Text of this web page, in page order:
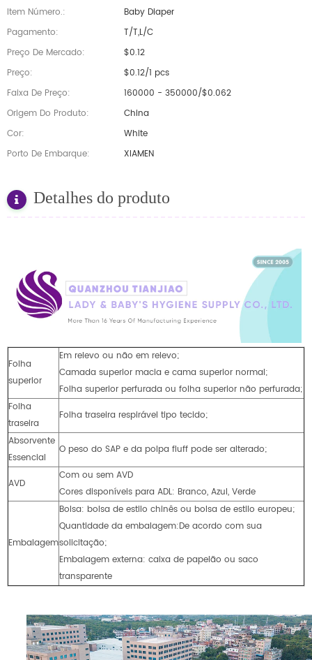
Item Número.:
Baby Diaper
Pagamento:
T/T,L/C
Preço De Mercado:
$0.12
Preço:
$0.12/1 pcs
Faixa De Preço:
160000 - 350000/$0.062
Origem Do Produto:
China
Cor:
White
Porto De Embarque:
XIAMEN
Detalhes do produto
Folha
superior
Em relevo ou não em relevo;
Camada superior macia e cama superior normal;
Folha superior perfurada ou folha superior não perfurada;
Folha
traseira
Folha traseira respirável tipo tecido;
Absorvente
Essencial
O peso do SAP e da polpa fluff pode ser alterado;
AVD
Com ou sem AVD
Cores disponíveis para ADL: Branco, Azul, Verde
Embalagem
Bolsa: bolsa de estilo chinês ou bolsa de estilo europeu;
Quantidade da embalagem:De acordo com sua
solicitação;
Embalagem externa: caixa de papelão ou saco
transparente